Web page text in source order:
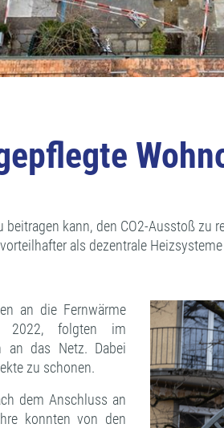
kann, den CO2-Ausstoß
als dezentrale
an die Fernwärme
2022, folgten im
an das Netz. Dabei
zu schonen.
dem Anschluss an
konnten von den